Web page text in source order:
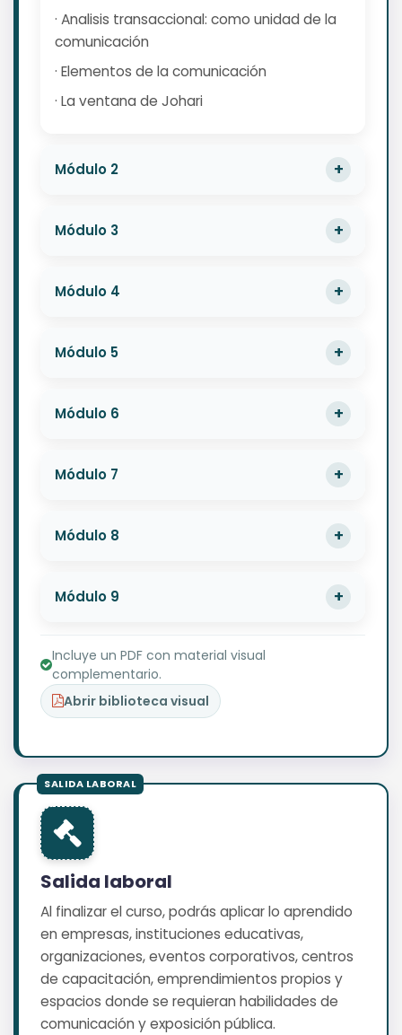
· Analisis transaccional: como unidad de la
comunicación
· Elementos de la comunicación
· La ventana de Johari
Módulo 2
Módulo 3
Módulo 4
Módulo 5
Módulo 6
Módulo 7
Módulo 8
Módulo 9
Incluye un PDF con material visual
complementario.
Abrir biblioteca visual
Salida laboral
Al finalizar el curso, podrás aplicar lo aprendido
en empresas, instituciones educativas,
organizaciones, eventos corporativos, centros
de capacitación, emprendimientos propios y
espacios donde se requieran habilidades de
comunicación y exposición pública.